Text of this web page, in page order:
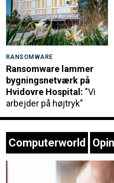
RANSOMWARE
Ransomware lammer
bygningsnetværk på
Hvidovre Hospital: "Vi
arbejder på højtryk"
Computerworld